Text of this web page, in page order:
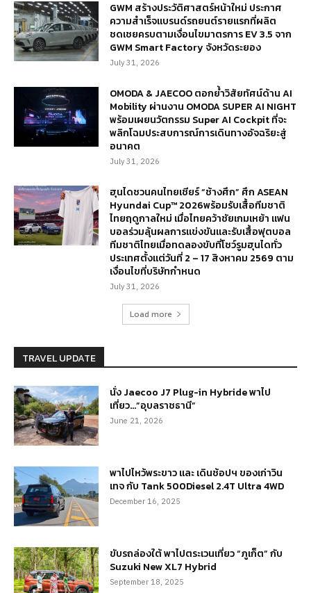
GWM สร้างประวัติศาสตร์หน้าใหม่ ประกาศ
ความสำเร็จแบรนด์รถยนต์รายแรกที่ผลิต
ชดเชยครบตามเงื่อนไขมาตรการ EV 3.5 จาก
GWM Smart Factory จังหวัดระยอง
July 31, 2026
OMODA & JAECOO ตอกย้ำวิสัยทัศน์ด้าน AI
Mobility ผ่านงาน OMODA SUPER AI NIGHT
พร้อมเผยนวัตกรรม Super AI Cockpit ที่จะ
พลิกโฉมประสบการณ์การเดินทางอัจฉริยะสู่
อนาคต
July 31, 2026
ฮุนไดชวนคนไทยเชียร์ “ช้างศึก” ศึก ASEAN
Hyundai Cup™ 2026พร้อมรับเสื้อทีมชาติ
ไทยฤดูกาลใหม่ เมื่อไทยคว้าชัยเกมเหย้า แฟน
บอลร่วมลุ้นผลการแข่งขันและรับเสื้อฟุตบอล
ทีมชาติไทยเมื่อทดลองขับที่โชว์รูมฮุนไดทั่ว
ประเทศตั้งแต่วันที่ 2 – 17 สิงหาคม 2569 ตาม
เงื่อนไขที่บริษัทกำหนด
July 31, 2026
Load more
TRAVEL UPDATE
นั่ง Jaecoo J7 Plug-in Hybride พาไป
เที่ยว…”อุบลราชธานี”
June 21, 2026
พาไปไหว้พระขาว และ เดินช้อปฯ ของเก่าวิน
เทจ กับ Tank 500Diesel 2.4T Ultra 4WD
December 16, 2025
ขับรถล่องใต้ พาไปตระเวนเที่ยว “ภูเก็ต” กับ
Suzuki New XL7 Hybrid
September 18, 2025